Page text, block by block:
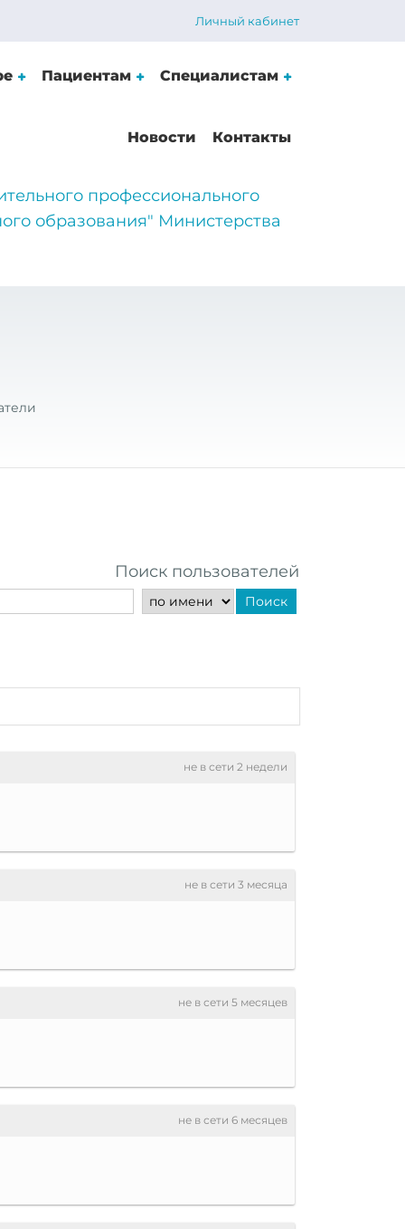
Личный кабинет
Пациентам Специалистам
Новости Контакты
профессионального
образования" Министерства
Поиск пользователей
Поиск
не в сети 2 недели
не в сети 3 месяца
не в сети 5 месяцев
не в сети 6 месяцев